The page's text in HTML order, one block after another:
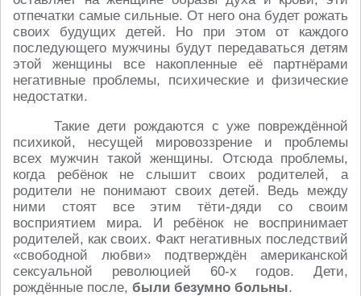
отпечатки самые сильные. От него она будет рожать
своих будущих детей. Но при этом от каждого
последующего мужчины будут передаваться детям
этой женщины все накопленные её партнёрами
негативные проблемы, психические и физические
недостатки.
Такие дети рождаются с уже повреждённой
психикой, несущей мировоззрение и проблемы
всех мужчин такой женщины. Отсюда проблемы,
когда ребёнок не слышит своих родителей, а
родители не понимают своих детей. Ведь между
ними стоят все этим тёти-дяди со своим
восприятием мира. И ребёнок не воспринимает
родителей, как своих. Факт негативных последствий
«свободной любви» подтверждён американской
сексуальной революцией 60-х годов. Дети,
рождённые после, были безумно больны.